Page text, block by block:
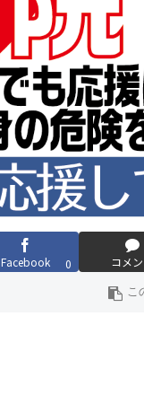
Facebook 0 コメ